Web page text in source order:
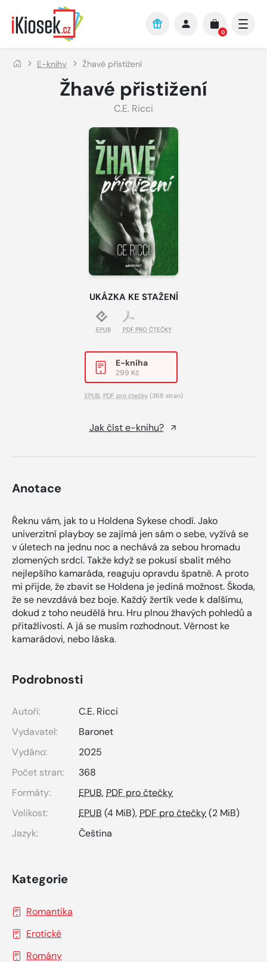
Přejít na hlavní obsah
0
E-knihy Žhavé přistižení
Žhavé přistižení
C.E. Ricci
UKÁZKA KE STAŽENÍ
EPUB PDF PRO ČTEČKY
E-kniha
299 Kč
EPUB, PDF pro čtečky(368 stran)
Jak číst e-knihu?
Anotace
Řeknu vám, jak to u Holdena Sykese chodí. Jako
univerzitní playboy se zajímá jen sám o sebe, vyžívá se
v úletech na jednu noc a nechává za sebou hromadu
zlomených srdcí. Takže když se pokusí sbalit mého
nejlepšího kamaráda, reaguju opravdu špatně. A proto
mi přijde, že zbavit se Holdena je jediná možnost. Škoda,
že se nevzdává bez boje. Každý žertík vede k dalšímu,
dokud z toho neudělá hru. Hru plnou žhavých pohledů a
přitažlivosti. A já se musím rozhodnout. Věrnost ke
kamarádovi, nebo láska.
Podrobnosti
Autoři:
C.E. Ricci
Vydavatel:
Baronet
Vydáno:
2025
Počet stran:
368
Formáty:
EPUB, PDF pro čtečky
Velikost:
EPUB (4 MiB), PDF pro čtečky(2 MiB)
Jazyk:
Čeština
Kategorie
Romantika
Erotické
Romány